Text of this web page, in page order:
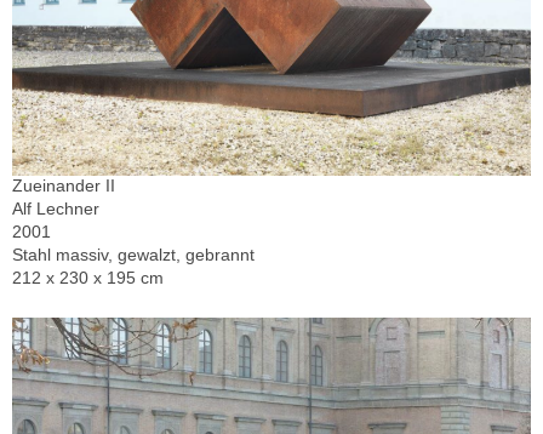
Zueinander II
Alf Lechner
2001
Stahl massiv, gewalzt, gebrannt
212 x 230 x 195 cm